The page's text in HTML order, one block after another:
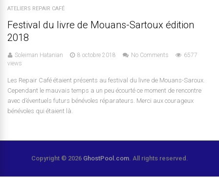
ATELIERS REPAIR CAFÉ
Festival du livre de Mouans-Sartoux édition
2018
Soleiman Hatanian 8 octobre 2018 No Comments
6577
views
Les Repair Café étaient présents au festival du livre de Mouans-Saroux.
Cependant le mauvais temps a un peu écourté ce moment de rencontre
avec d’éventuels futurs bénévoles réparateurs. Merci aux courageux
bénévoles qui étaient là.
Copyright © 2026 GhostPool.com. All rights reserved.